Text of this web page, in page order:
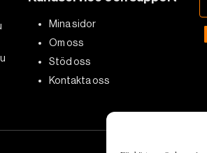
Mina sidor
Om oss
Stöd oss
Kontakta oss